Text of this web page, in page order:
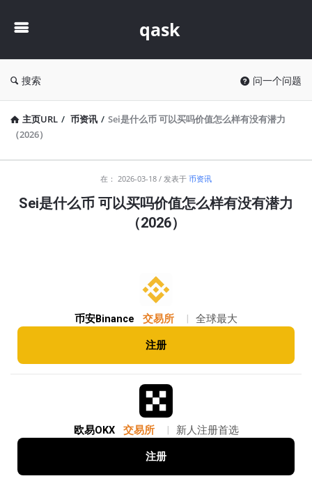
qask
搜索 问一个问题
主页URL / 币资讯 / Sei是什么币 可以买吗价值怎么样有没有潜力
（2026）
最
在： 2026-03-18 发表于 币资讯
Sei是什么币 可以买吗价值怎么样有没有潜力
（2026）
币安Binance 交易所 全球最大
注册
欧易OKX 交易所 新人注册首选
注册